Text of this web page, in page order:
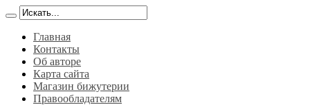
Главная
Контакты
Об авторе
Карта сайта
Магазин бижутерии
Правообладателям